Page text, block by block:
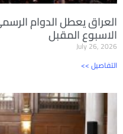
العراق يعطل الدوام
الاسبوع المقبل
July 26, 2026
<< التفاصيل